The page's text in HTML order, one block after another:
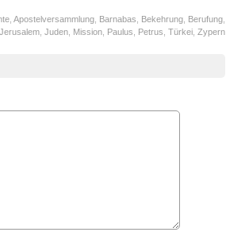
Apostelversammlung Barnabas Bekehrung Berufung
Jerusalem Juden Mission Paulus Petrus Türkei Zypern